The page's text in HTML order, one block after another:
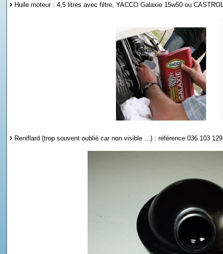
Huile moteur : 4,5 litres avec filtre, YACCO Galaxie 15w50 ou
Reniflard (trop souvent oublié car non visible ...) : référence 036 103